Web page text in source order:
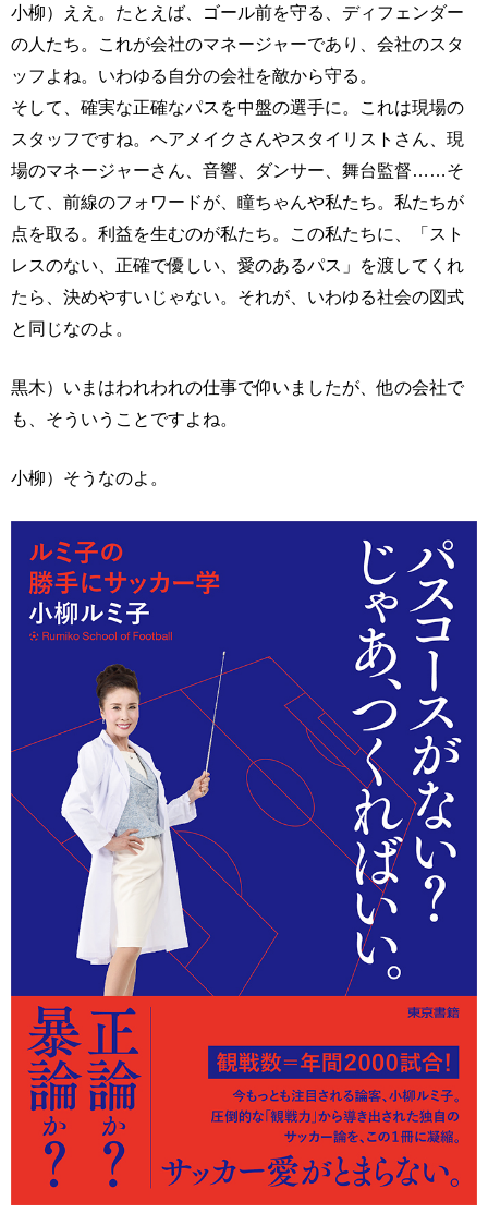
小柳）ええ。たとえば、ゴール前を守る、ディフェンダー
の人たち。これが会社のマネージャーであり、会社のスタ
ッフよね。いわゆる自分の会社を敵から守る。
そして、確実な正確なパスを中盤の選手に。これは現場の
スタッフですね。ヘアメイクさんやスタイリストさん、現
場のマネージャーさん、音響、ダンサー、舞台監督……そ
して、前線のフォワードが、瞳ちゃんや私たち。私たちが
点を取る。利益を生むのが私たち。この私たちに、「スト
レスのない、正確で優しい、愛のあるパス」を渡してくれ
たら、決めやすいじゃない。それが、いわゆる社会の図式
と同じなのよ。
黒木）いまはわれわれの仕事で仰いましたが、他の会社で
も、そういうことですよね。
小柳）そうなのよ。